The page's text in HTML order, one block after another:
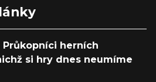
herních
si hry dnes neumíme